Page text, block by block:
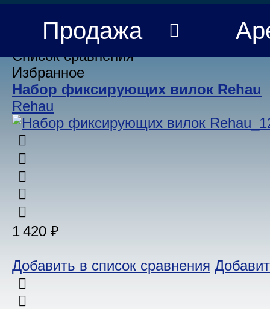
Продажа
Вы недавно смотрели
Список сравнения
Избранное
Набор фиксирующих вилок Rehau
Rehau
1 420 ₽
Добавить в список сравнения